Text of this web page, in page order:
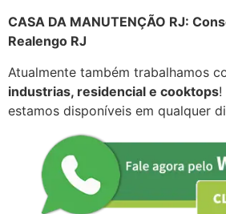
CASA DA MANUTENÇÃO RJ:
Realengo RJ
Atualmente também trabalhamos
industrias, residencial e cooktops!
estamos disponíveis em qualquer